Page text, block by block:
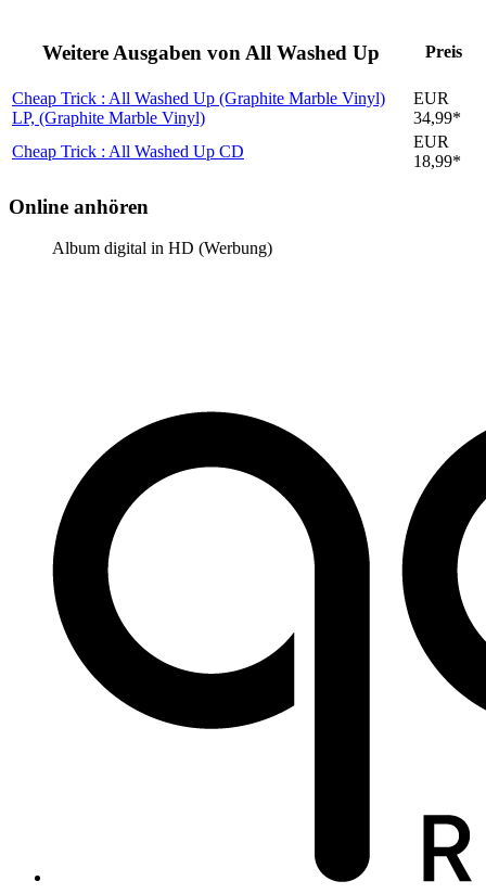
Weitere Ausgaben von All Washed Up Preis
Cheap Trick : All Washed Up (Graphite Marble Vinyl)
LP, (Graphite Marble Vinyl)
EUR
34,99*
Cheap Trick : All Washed Up CD
EUR
18,99*
Online anhören
Album digital in HD (Werbung)